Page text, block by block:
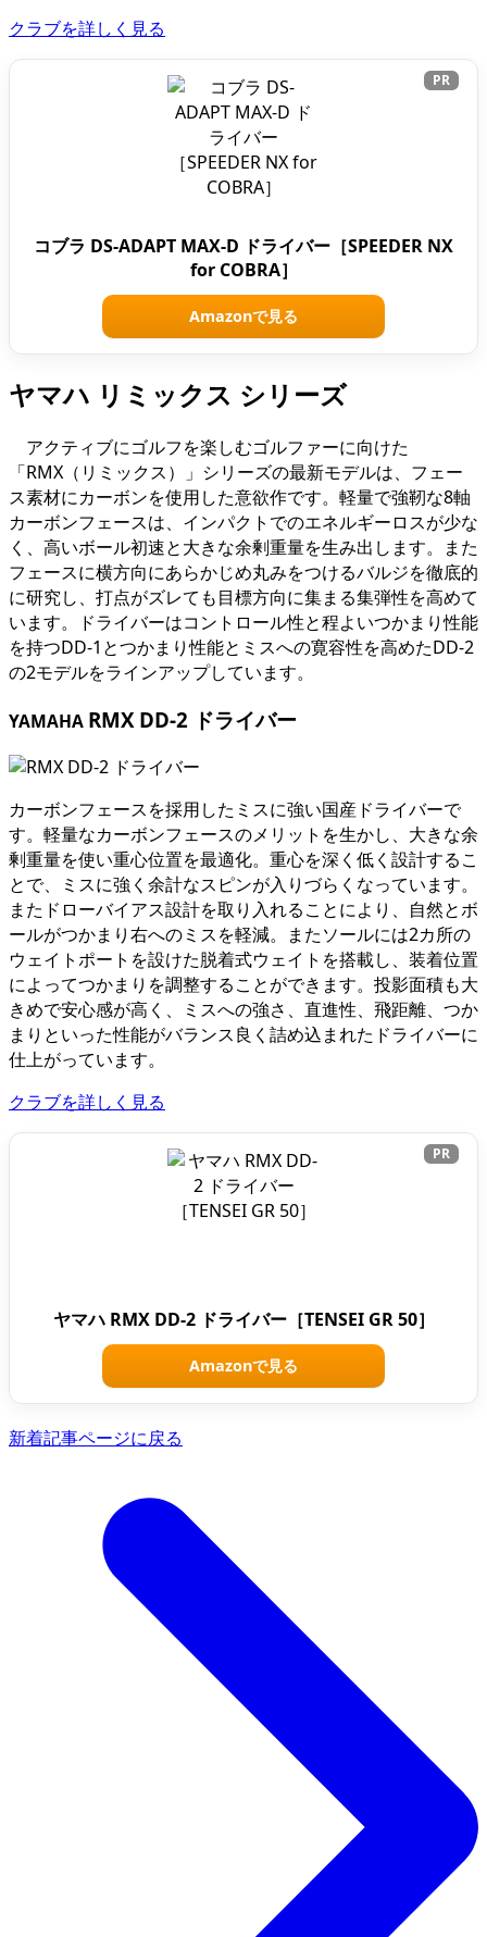
クラブを詳しく見る
PR
コブラ DS-ADAPT MAX-D ドライバー［SPEEDER NX
for COBRA］
Amazonで見る
ヤマハ リミックス シリーズ
アクティブにゴルフを楽しむゴルファーに向けた
「RMX（リミックス）」シリーズの最新モデルは、フェー
ス素材にカーボンを使用した意欲作です。軽量で強靭な8軸
カーボンフェースは、インパクトでのエネルギーロスが少な
く、高いボール初速と大きな余剰重量を生み出します。また
フェースに横方向にあらかじめ丸みをつけるバルジを徹底的
に研究し、打点がズレても目標方向に集まる集弾性を高めて
います。ドライバーはコントロール性と程よいつかまり性能
を持つDD-1とつかまり性能とミスへの寛容性を高めたDD-2
の2モデルをラインアップしています。
YAMAHA RMX DD-2 ドライバー
カーボンフェースを採用したミスに強い国産ドライバーで
す。軽量なカーボンフェースのメリットを生かし、大きな余
剰重量を使い重心位置を最適化。重心を深く低く設計するこ
とで、ミスに強く余計なスピンが入りづらくなっています。
またドローバイアス設計を取り入れることにより、自然とボ
ールがつかまり右へのミスを軽減。またソールには2カ所の
ウェイトポートを設けた脱着式ウェイトを搭載し、装着位置
によってつかまりを調整することができます。投影面積も大
きめで安心感が高く、ミスへの強さ、直進性、飛距離、つか
まりといった性能がバランス良く詰め込まれたドライバーに
仕上がっています。
クラブを詳しく見る
PR
ヤマハ RMX DD-2 ドライバー［TENSEI GR 50］
Amazonで見る
新着記事ページに戻る